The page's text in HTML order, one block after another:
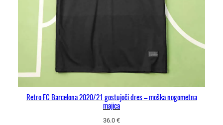
Retro FC Barcelona 2020/21 gostujoči dres – moška nogometna
majica
36.0 €